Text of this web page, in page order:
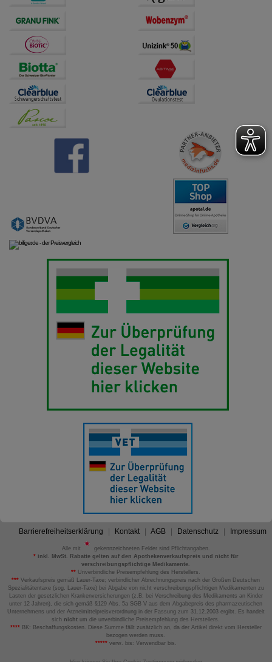
Barrierefreiheitserklärung Kontakt AGB Datenschutz Impressum
Alle mit
gekennzeichneten Felder sind Pflichtangaben.
*inkl. MwSt. Rabatte gelten auf den Apothekenverkaufspreis und nicht für
verschreibungspflichtige Medikamente.
** Unverbindliche Preisempfehlung des Herstellers.
*** Verkaufspreis gemäß Lauer-Taxe; verbindlicher Abrechnungspreis nach der Großen Deutschen
Spezialitätentaxe (sog. Lauer-Taxe) bei Abgabe von nicht verschreibungspflichtigen Medikamenten zu
Lasten der gesetzlichen Krankenversicherungen (z.B. bei Verschreibung des Medikaments an Kinder
unter 12 Jahren), die sich gemäß §129 Abs. 5a SGB V aus dem Abgabepreis des pharmazeutischen
Unternehmens und der Arzneimittelpreisverordnung in der Fassung zum 31.12.2003 ergibt. Es handelt
sich nicht um die unverbindliche Preisempfehlung des Herstellers.
****BK: Beschaffungskosten. Diese Summe fällt zusätzlich an, da der Artikel direkt vom Hersteller
bezogen werden muss.
*****verw. bis: Verwendbar bis.